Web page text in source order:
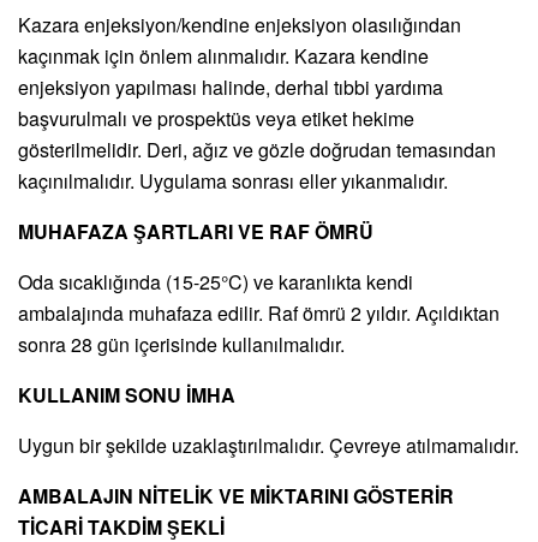
Kazara enjeksiyon/kendine enjeksiyon olasılığından
kaçınmak için önlem alınmalıdır. Kazara kendine
enjeksiyon yapılması halinde, derhal tıbbi yardıma
başvurulmalı ve prospektüs veya etiket hekime
gösterilmelidir. Deri, ağız ve gözle doğrudan temasından
kaçınılmalıdır. Uygulama sonrası eller yıkanmalıdır.
MUHAFAZA ŞARTLARI VE RAF ÖMRÜ
Oda sıcaklığında (15-25°C) ve karanlıkta kendi
ambalajında muhafaza edilir. Raf ömrü 2 yıldır. Açıldıktan
sonra 28 gün içerisinde kullanılmalıdır.
KULLANIM SONU İMHA
Uygun bir şekilde uzaklaştırılmalıdır. Çevreye atılmamalıdır.
AMBALAJIN NİTELİK VE MİKTARINI GÖSTERİR
TİCARİ TAKDİM ŞEKLİ